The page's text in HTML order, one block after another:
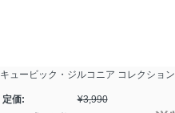
キュービック・ジルコニア コレクション
定価: ¥3,990